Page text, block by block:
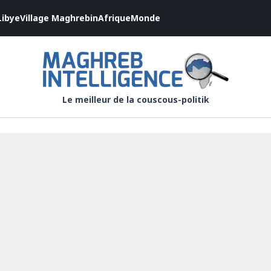
Village MaghrebinAfriqueMonde
Le meilleur de la couscous-politik